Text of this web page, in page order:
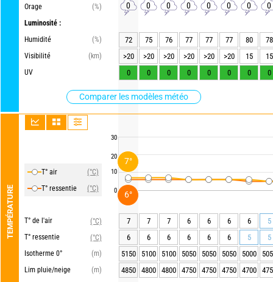
Orage
(%)
Luminosité :
Humidité
(%)
Visibilité
(km)
UV
Comparer les modèles météo
TEMPÉRATURE
T° air
(°C)
T° ressentie
(°C)
T° de l'air
(°C)
T° ressentie
(°C)
Isotherme 0°
(m)
Lim pluie/neige
(m)
30
20
10
0
0 0 0 0 0 0 0 0
72 75 76 77 77 77 80
78
>20
>20 >20 >20 >20 >20 15
15
0
0 0 0 0 0 0 0
7 7 7 6 6 6 6
5
6
6 6 6 6 6 5
5
5150
5100 5100 5050 5050 5050 5000
4850
4800 4800 4750 4750 4750 4700
7°
6°